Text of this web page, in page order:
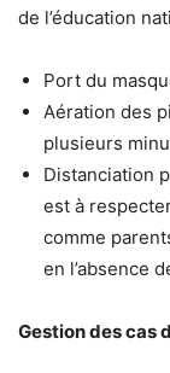
de l’éducation
Port du
Aération des
plusieurs
Distanciation
est à
comme
en l’absence
Gestion des cas